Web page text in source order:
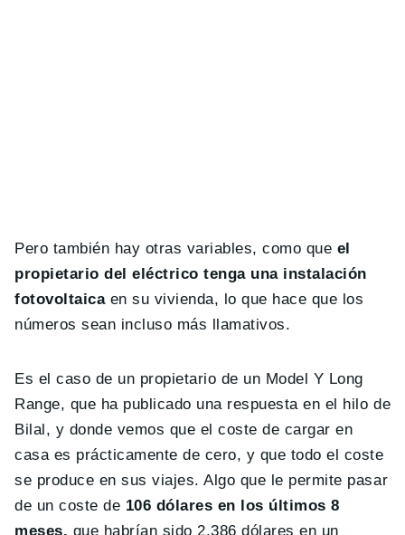
Pero también hay otras variables, como que el
propietario del eléctrico tenga una instalación
fotovoltaicaen su vivienda, lo que hace que los
números sean incluso más llamativos.
Es el caso de un propietario de un Model Y Long
Range, que ha publicado una respuesta en el hilo de
Bilal, y donde vemos que el coste de cargar en
casa es prácticamente de cero, y que todo el coste
se produce en sus viajes. Algo que le permite pasar
de un coste de 106 dólares en los últimos 8
meses, que habrían sido 2.386 dólares en un